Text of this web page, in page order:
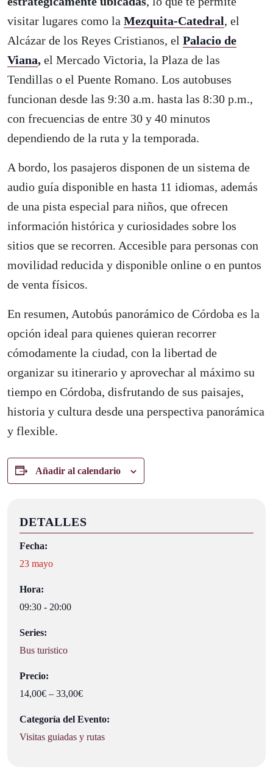
visitar lugares como la Mezquita-Catedral, el
Alcázar de los Reyes Cristianos, el Palacio de
Viana, el Mercado Victoria, la Plaza de las
Tendillas o el Puente Romano. Los autobuses
funcionan desde las 9:30 a.m. hasta las 8:30 p.m.,
con frecuencias de entre 30 y 40 minutos
dependiendo de la ruta y la temporada.
A bordo, los pasajeros disponen de un sistema de
audio guía disponible en hasta 11 idiomas, además
de una pista especial para niños, que ofrecen
información histórica y curiosidades sobre los
sitios que se recorren. Accesible para personas con
movilidad reducida y disponible online o en puntos
de venta físicos.
En resumen, Autobús panorámico de Córdoba es la
opción ideal para quienes quieran recorrer
cómodamente la ciudad, con la libertad de
organizar su itinerario y aprovechar al máximo su
tiempo en Córdoba, disfrutando de sus paisajes,
historia y cultura desde una perspectiva panorámica
y flexible.
Añadir al calendario
DETALLES
Fecha:
23 mayo
Hora:
09:30 - 20:00
Series:
Bus turistico
Precio:
14,00€ – 33,00€
Categoría del Evento:
Visitas guiadas y rutas